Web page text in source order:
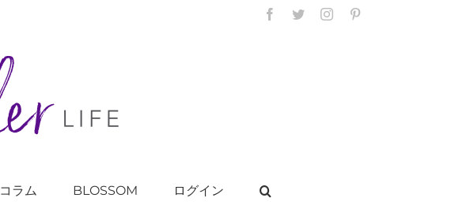
Facebook
TwitterInstagram
コラム BLOSSOM ログイン